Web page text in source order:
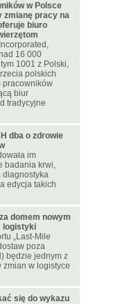
w Polsce
zmianę pracy na
biuro
16 000
1001 z Polski,
polskich
pracowników
biur
tradycyjne
dba o zdrowie
im
badania krwi,
diagnostyka
edycja takich
domem nowym
logistyki
„Last-Mile
poza
będzie jednym z
w logistyce
się do wykazu